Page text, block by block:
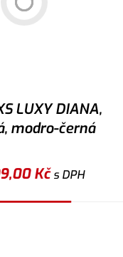
LUXY DIANA,
modro-černá
Kčs DPH